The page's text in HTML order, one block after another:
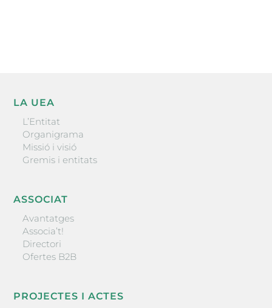
LA UEA
L’Entitat
Organigrama
Missió i visió
Gremis i entitats
ASSOCIAT
Avantatges
Associa’t!
Directori
Ofertes B2B
PROJECTES I ACTES